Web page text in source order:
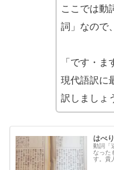
ここでは動
詞」なので
「です・
現代語訳に
訳しましょ
はべ
動詞「
なった
す。貴